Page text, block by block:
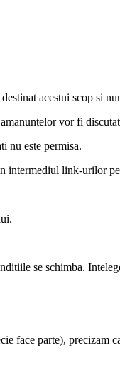
acestui scop si
vor fi
nu este permisa.
intermediul link-urilor pe
se schimba.
face parte), precizam